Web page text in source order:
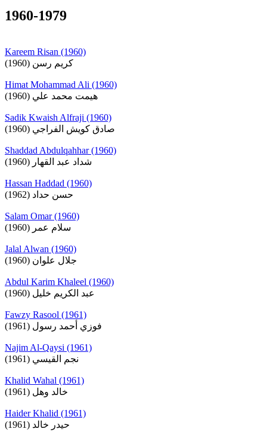
1960-1979
Kareem Risan (1960)
كريم رسن (1960)
Himat Mohammad Ali (1960)
هيمت محمد علي (1960)
Sadik Kwaish Alfraji (1960)
صادق كويش الفراجي (1960)
Shaddad Abdulqahhar (1960)
شداد عبد القهار (1960)
Hassan Haddad (1960)
حسن حداد (1962)
Salam Omar (1960)
سلام عمر (1960)
Jalal Alwan (1960)
جلال علوان (1960)
Abdul Karim Khaleel (1960)
عبد الكريم خليل (1960)
Fawzy Rasool (1961)
فوزي أحمد رسول (1961)
Najim Al-Qaysi (1961)
نجم القيسي (1961)
Khalid Wahal (1961)
خالد وهل (1961)
Haider Khalid (1961)
حيدر خالد (1961)